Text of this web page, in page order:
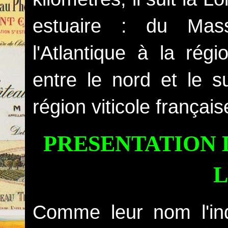
estuaire : du
l'Atlantique à la
entre le nord et le
région viticole
Comme leur nom